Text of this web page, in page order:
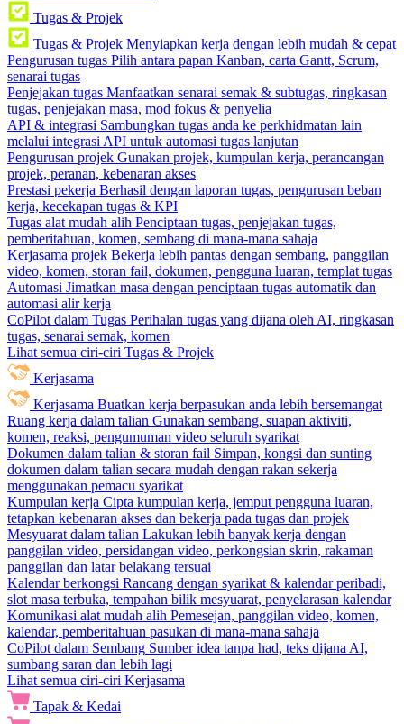
Tugas & Projek
Tugas & Projek Menyiapkan kerja dengan lebih mudah & cepat
Pengurusan tugas Pilih antara papan Kanban, carta Gantt, Scrum,
senarai tugas
Penjejakan tugas Manfaatkan senarai semak & subtugas, ringkasan
tugas, penjejakan masa, mod fokus & penyelia
API & integrasi Sambungkan tugas anda ke perkhidmatan lain
melalui integrasi API untuk automasi tugas lanjutan
Pengurusan projek Gunakan projek, kumpulan kerja, perancangan
projek, peranan, kebenaran akses
Prestasi pekerja Berhasil dengan laporan tugas, pengurusan beban
kerja, kecekapan tugas & KPI
Tugas alat mudah alih Penciptaan tugas, penjejakan tugas,
pemberitahuan, komen, sembang di mana-mana sahaja
Kerjasama projek Bekerja lebih pantas dengan sembang, panggilan
video, komen, storan fail, dokumen, pengguna luaran, templat tugas
Automasi Jimatkan masa dengan penciptaan tugas automatik dan
automasi alir kerja
CoPilot dalam Tugas Perihalan tugas yang dijana oleh AI, ringkasan
tugas, senarai semak, komen
Lihat semua ciri-ciri Tugas & Projek
Kerjasama
Kerjasama Buatkan kerja berpasukan anda lebih bersemangat
Ruang kerja dalam talian Gunakan sembang, suapan aktiviti,
komen, reaksi, pengumuman video seluruh syarikat
Dokumen dalam talian & storan fail Simpan, kongsi dan sunting
dokumen dalam talian secara mudah dengan rakan sekerja
menggunakan pemacu syarikat
Kumpulan kerja Cipta kumpulan kerja, jemput pengguna luaran,
tetapkan kebenaran akses dan bekerja pada tugas dan projek
Mesyuarat dalam talian Lakukan lebih banyak kerja dengan
panggilan video, persidangan video, perkongsian skrin, rakaman
panggilan dan latar belakang tersuai
Kalendar berkongsi Rancang dengan syarikat & kalendar peribadi,
slot masa terbuka, tempahan bilik mesyuarat, penyelarasan kalendar
Komunikasi alat mudah alih Pemesejan, panggilan video, komen,
kalendar, pemberitahuan pasukan di mana-mana sahaja
CoPilot dalam Sembang Sumber idea tanpa had, teks dijana AI,
sumbang saran dan lebih lagi
Lihat semua ciri-ciri Kerjasama
Tapak & Kedai